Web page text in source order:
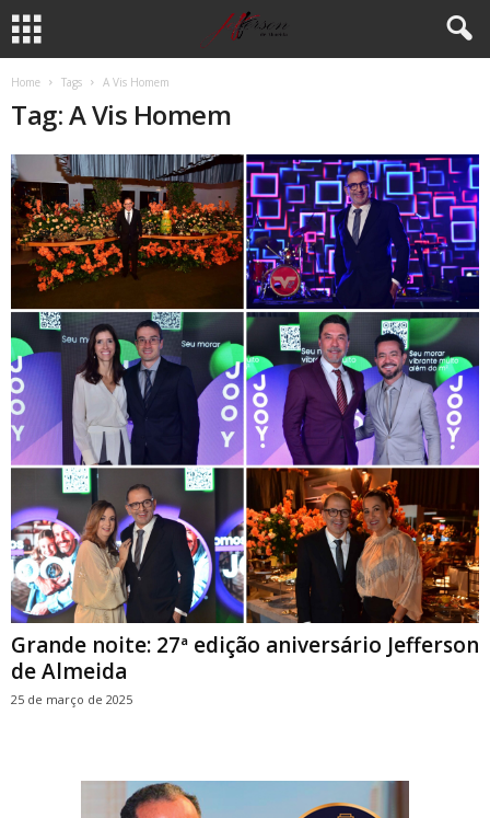
Home Tags A Vis Homem
Tag: A Vis Homem
Grande noite: 27ª edição aniversário Jefferson
de Almeida
25 de março de 2025